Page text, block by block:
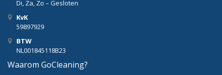
Di, Za, Zo – Gesloten
KvK
59897929
BTW
NL001845118B23
Waarom GoCleaning?